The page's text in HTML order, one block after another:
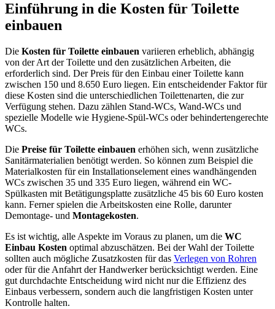
Einführung in die Kosten für Toilette
einbauen
Die Kosten für Toilette einbauen variieren erheblich, abhängig
von der Art der Toilette und den zusätzlichen Arbeiten, die
erforderlich sind. Der Preis für den Einbau einer Toilette kann
zwischen 150 und 8.650 Euro liegen. Ein entscheidender Faktor für
diese Kosten sind die unterschiedlichen Toilettenarten, die zur
Verfügung stehen. Dazu zählen Stand-WCs, Wand-WCs und
spezielle Modelle wie Hygiene-Spül-WCs oder behindertengerechte
WCs.
Die Preise für Toilette einbauen erhöhen sich, wenn zusätzliche
Sanitärmaterialien benötigt werden. So können zum Beispiel die
Materialkosten für ein Installationselement eines wandhängenden
WCs zwischen 35 und 335 Euro liegen, während ein WC-
Spülkasten mit Betätigungsplatte zusätzliche 45 bis 60 Euro kosten
kann. Ferner spielen die Arbeitskosten eine Rolle, darunter
Demontage- und Montagekosten.
Es ist wichtig, alle Aspekte im Voraus zu planen, um die WC
Einbau Kosten optimal abzuschätzen. Bei der Wahl der Toilette
sollten auch mögliche Zusatzkosten für das Verlegen von Rohren
oder für die Anfahrt der Handwerker berücksichtigt werden. Eine
gut durchdachte Entscheidung wird nicht nur die Effizienz des
Einbaus verbessern, sondern auch die langfristigen Kosten unter
Kontrolle halten.